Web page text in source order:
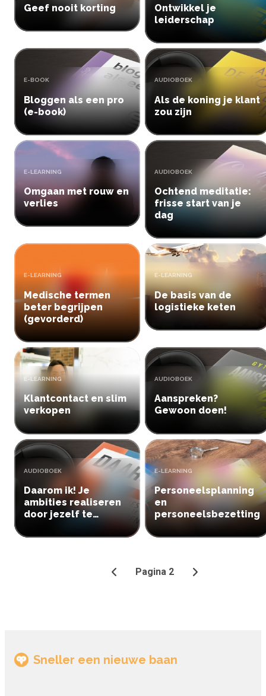
Geef nooit korting
Ontwikkel je
leiderschap
Bloggen als een pro
(e-book)
TYPE:
E-BOOK
Als de koning je klant
zou zijn
TYPE:
AUDIOBOEK
Omgaan met rouw en
verlies
TYPE:
E-LEARNING
Ochtend meditatie:
frisse start van je
dag
TYPE:
AUDIOBOEK
Medische termen
beter begrijpen
(gevorderd)
TYPE:
E-LEARNING
De basis van de
logistieke keten
TYPE:
E-LEARNING
Klantcontact en slim
verkopen
TYPE:
E-LEARNING
Aanspreken?
Gewoon doen!
TYPE:
AUDIOBOEK
Daarom ik! Je
ambities realiseren
door jezelf te
TYPE:
AUDIOBOEK
Personeelsplanning
en
personeelsbezetting
TYPE:
E-LEARNING
Vorige
Pagina 2
Volgende
Sneller een nieuwe baan